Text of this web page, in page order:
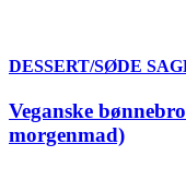
DESSERT/SØDE
Veganske
morgenmad)